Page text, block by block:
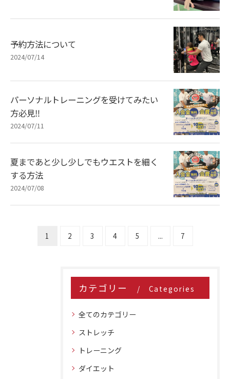
予約方法について
2024/07/14
パーソナルトレーニングを受けてみたい
方必見‼️
2024/07/11
夏まであと少し少しでもウエストを細く
する方法
2024/07/08
1 2 3 4 5 ... 7
カテゴリー Categories
全てのカテゴリー
ストレッチ
トレーニング
ダイエット